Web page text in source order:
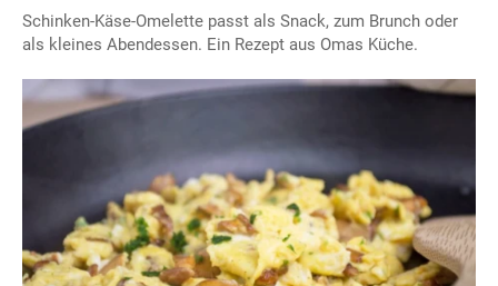
Schinken-Käse-Omelette passt als Snack, zum Brunch oder
als kleines Abendessen. Ein Rezept aus Omas Küche.